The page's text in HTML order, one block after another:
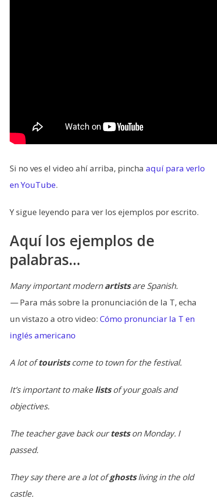
Si no ves el video ahí arriba, pincha aquí para verlo
en YouTube.
Y sigue leyendo para ver los ejemplos por escrito.
Aquí los ejemplos de
palabras…
Many important modernartistsare Spanish.
—Para más sobre la pronunciación de la T, echa
un vistazo a otro video: Cómo pronunciar la T en
inglés americano
A lot oftouristscome to town for the festival.
It’s important to make listsof your goals and
objectives.
The teacher gave back ourtestson Monday. I
passed.
They say there are a lot ofghostsliving in the old
castle.